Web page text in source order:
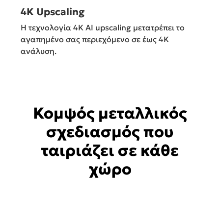
4K Upscaling
Η τεχνολογία 4K ΑΙ upscaling μετατρέπει το
αγαπημένο σας περιεχόμενο σε έως 4Κ
ανάλυση.
Κομψός μεταλλικός
σχεδιασμός που
ταιριάζει σε κάθε
χώρο